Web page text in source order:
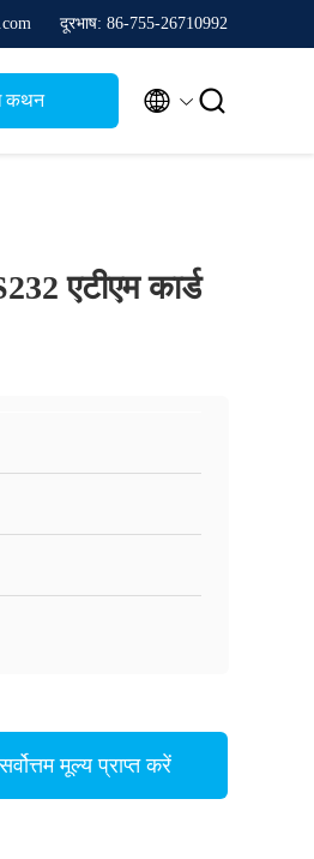
दूरभाष: 86-755-26710992
कथन  
एटीएम कार्ड
मूल्य प्राप्त करें